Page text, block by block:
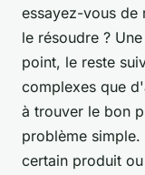
essayez-vous de
le résoudre ?
point, le reste
complexes que
à trouver le bon
problème
certain produit